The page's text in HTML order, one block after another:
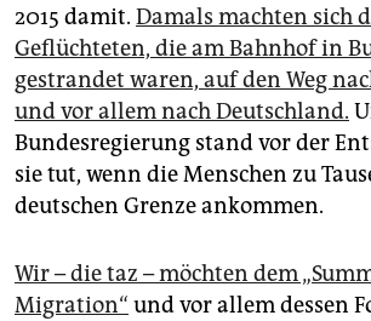
2015 damit. Damals machten sich
Geflüchteten, die am Bahnhof in
gestrandet waren, auf den Weg
und vor allem nach Deutschland.
Bundesregierung stand vor der
sie tut, wenn die Menschen zu
deutschen Grenze ankommen.
Wir – die taz – möchten dem
Migration“ und vor allem dessen